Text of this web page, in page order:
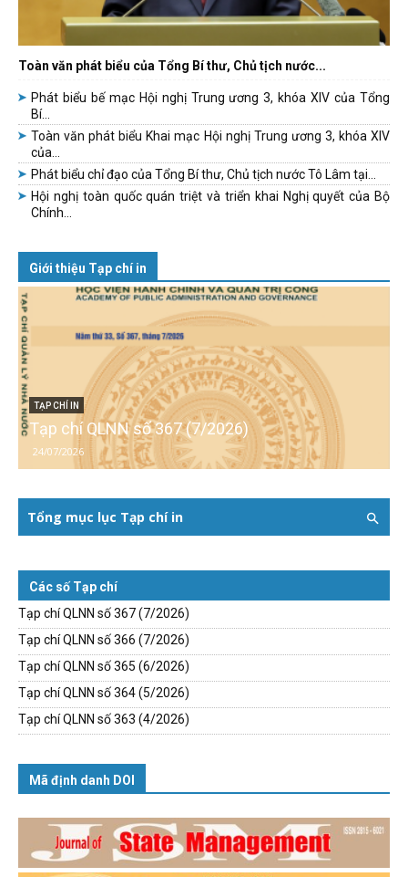
Toàn văn phát biểu của Tổng Bí thư, Chủ tịch nước...
Phát biểu bế mạc Hội nghị Trung ương 3, khóa XIV của Tổng
Bí...
Toàn văn phát biểu Khai mạc Hội nghị Trung ương 3, khóa XIV
của...
Phát biểu chỉ đạo của Tổng Bí thư, Chủ tịch nước Tô Lâm tại...
Hội nghị toàn quốc quán triệt và triển khai Nghị quyết của Bộ
Chính...
Giới thiệu Tạp chí in
TẠP CHÍ IN
Tạp chí QLNN số 367 (7/2026)
24/07/2026
Tổng mục lục Tạp chí in
Các số Tạp chí
Tạp chí QLNN số 367 (7/2026)
Tạp chí QLNN số 366 (7/2026)
Tạp chí QLNN số 365 (6/2026)
Tạp chí QLNN số 364 (5/2026)
Tạp chí QLNN số 363 (4/2026)
Mã định danh DOI